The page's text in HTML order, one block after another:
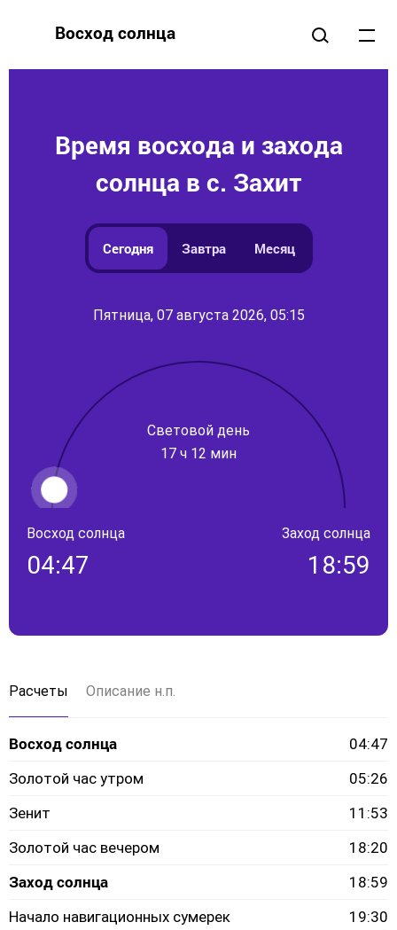
Восход солнца
Время восхода и захода
солнца в с. Захит
Сегодня Завтра Месяц
Пятница, 07 августа 2026, 05:15
Световой день
17 ч 12 мин
Восход солнца
04:47
Заход солнца
18:59
Расчеты Описание н.п.
Восход солнца
04:47
Золотой час утром
05:26
Зенит
11:53
Золотой час вечером
18:20
Заход солнца
18:59
Начало навигационных сумерек
19:30